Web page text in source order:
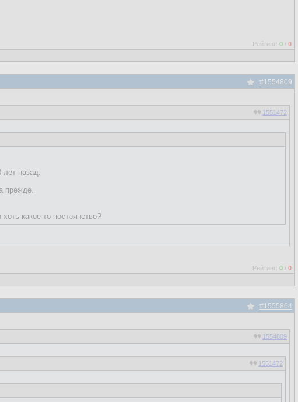
Рейтинг: 0 / 0
#1554809
1551472
лет назад.
прежде.
какое-то постоянство?
Рейтинг: 0 / 0
#1555864
1554809
1551472